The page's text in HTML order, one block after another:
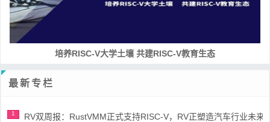
培养RISC-V大学土壤 共建RISC-V教育生态
最新专栏
1 RV双周报：RustVMM正式支持RISC-V，RV正塑造汽车行业未来